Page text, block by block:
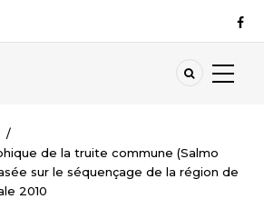
/
de la truite commune (Salmo
sur le séquençage de la région de
2010